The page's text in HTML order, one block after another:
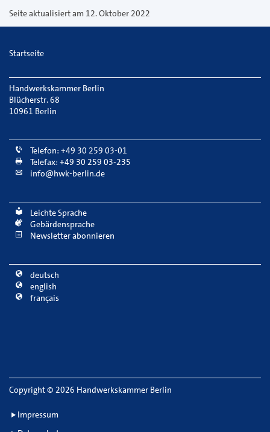
versenden
Seite aktualisiert am 12. Oktober 2022
Startseite
Handwerkskammer Berlin
Blücherstr. 68
10961 Berlin
Telefon: +49 30 259 03-01
Telefax: +49 30 259 03-235
info@hwk-berlin.de
Leichte Sprache
Gebärdensprache
Newsletter abonnieren
deutsch
english
français
Copyright© 2026 Handwerkskammer Berlin
Impressum